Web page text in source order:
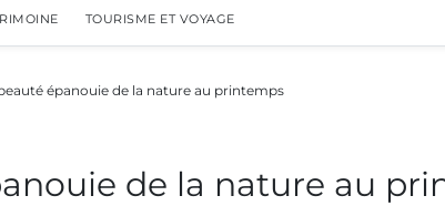
TOURISME ET VOYAGE
épanouie de la nature au printemps
de la nature au